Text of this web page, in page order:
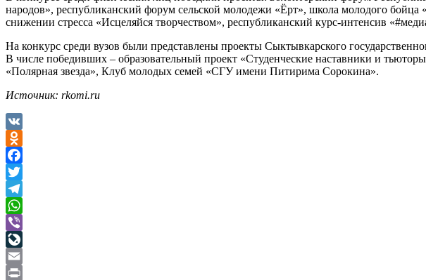
народов», республиканский форум сельской молодежи «Ёрт», школа молодого
снижении стресса «Исцеляйся творчеством», республиканский курс-интенсив
На конкурс среди вузов были представлены проекты Сыктывкарского
В числе победивших – образовательный проект «Студенческие наставники и
«Полярная звезда», Клуб молодых семей «СГУ имени Питирима Сорокина».
Источник: rkomi.ru
VK
Odnoklassniki
Facebook
Twitter
Telegram
WhatsApp
Viber
LiveJournal
Email